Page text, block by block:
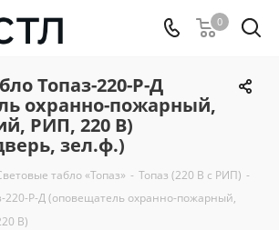
0
Топаз-220-Р-Д
охранно-пожарный,
РИП, 220 В)
зел.ф.)
табло «Топаз» - Топаз (220 В с РИП) -
220-Р-Д (оповещатель охранно-пожарный,
В)